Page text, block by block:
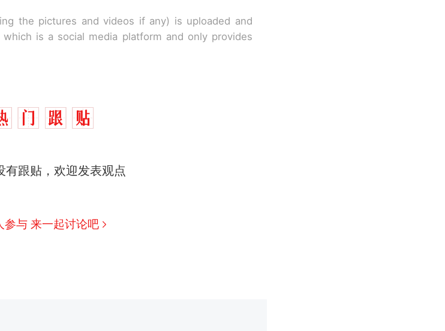
the pictures and videos if any) is uploaded and
is a social media platform and only provides
有跟贴，欢迎发表观点
参与 来一起讨论吧